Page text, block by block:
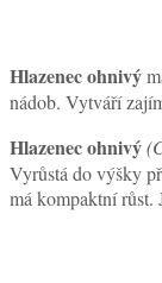
Hlazenec ohnivý
nádob. Vytváří
Hlazenec ohnivý
Vyrůstá do výšky
má kompaktní růst.